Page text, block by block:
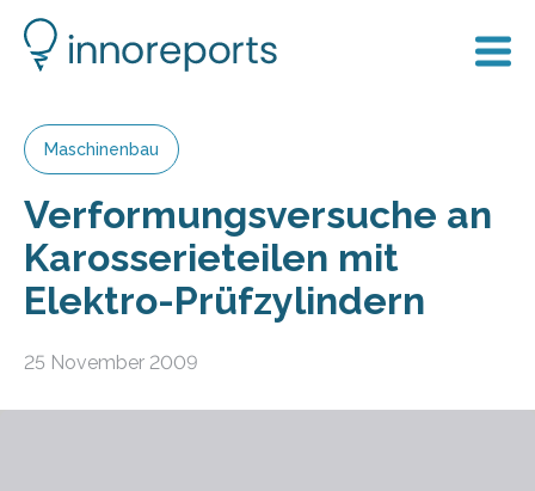
Maschinenbau
Verformungsversuche an
Karosserieteilen mit
Elektro-Prüfzylindern
25 November 2009